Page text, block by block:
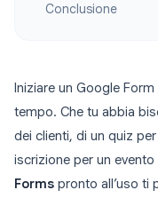
Conclusione
Iniziare un Google
tempo. Che tu abbia
dei clienti, di un quiz
iscrizione per un evento
Forms pronto all’uso ti